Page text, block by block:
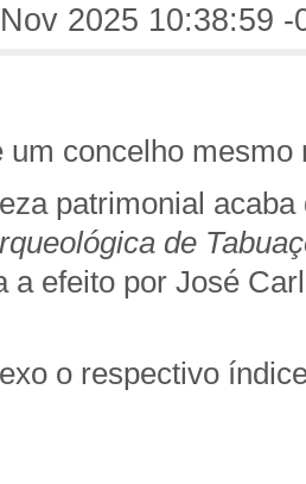
2025 10:38:59 -
concelho mesmo
patrimonial acaba
de
a efeito por José
o respectivo